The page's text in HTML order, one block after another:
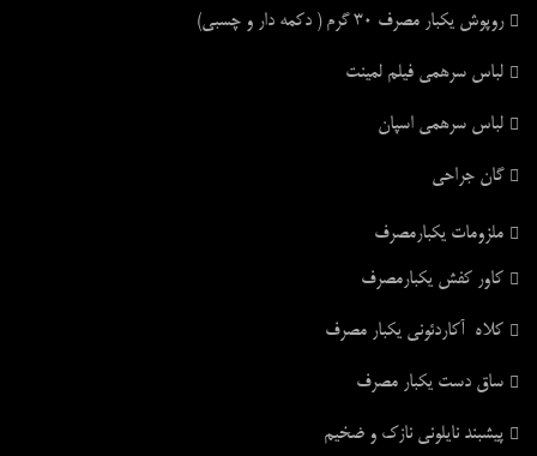
روپوش یکبار مصرف ۳۰ گرم ( دکمه دار و چسبی)
لباس سرهمی فیلم لمینت
لباس سرهمی اسپان
گان جراحی
ملزومات یکبارمصرف
کاور کفش یکبارمصرف
کلاه آکاردئونی یکبار مصرف
ساق دست یکبار مصرف
پیشبند نایلونی نازک و ضخیم